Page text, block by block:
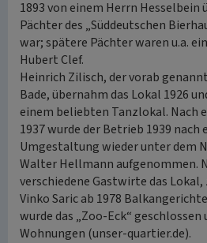
1893 von einem Herrn Hesselbein
Pächter des „Süddeutschen
war; spätere Pächter waren u.a.
Hubert Clef.
Heinrich Zilisch, der vorab
Bade, übernahm das Lokal 1926
einem beliebten Tanzlokal. Nach
1937 wurde der Betrieb 1939 nach
Umgestaltung wieder unter dem
Walter Hellmann aufgenommen.
verschiedene Gastwirte das
Vinko Saric ab 1978
wurde das „Zoo-Eck“
Wohnungen (unser-quartier.de).